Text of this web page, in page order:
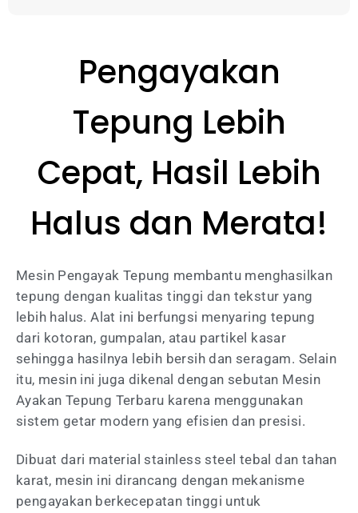
Pengayakan
Tepung Lebih
Cepat, Hasil Lebih
Halus dan Merata!
Mesin Pengayak Tepung membantu menghasilkan
tepung dengan kualitas tinggi dan tekstur yang
lebih halus. Alat ini berfungsi menyaring tepung
dari kotoran, gumpalan, atau partikel kasar
sehingga hasilnya lebih bersih dan seragam. Selain
itu, mesin ini juga dikenal dengan sebutan Mesin
Ayakan Tepung Terbaru karena menggunakan
sistem getar modern yang efisien dan presisi.
Dibuat dari material stainless steel tebal dan tahan
karat, mesin ini dirancang dengan mekanisme
pengayakan berkecepatan tinggi untuk